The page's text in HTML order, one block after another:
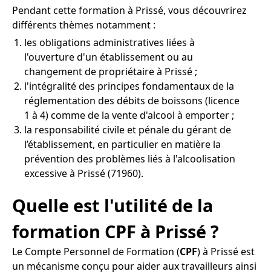
Pendant cette formation à Prissé, vous découvrirez
différents thèmes notamment :
les obligations administratives liées à
l'ouverture d'un établissement ou au
changement de propriétaire à Prissé ;
l'intégralité des principes fondamentaux de la
réglementation des débits de boissons (licence
1 à 4) comme de la vente d'alcool à emporter ;
la responsabilité civile et pénale du gérant de
l’établissement, en particulier en matière la
prévention des problèmes liés à l'alcoolisation
excessive à Prissé (71960).
Quelle est l'utilité de la
formation CPF à Prissé ?
Le Compte Personnel de Formation (CPF) à Prissé est
un mécanisme conçu pour aider aux travailleurs ainsi